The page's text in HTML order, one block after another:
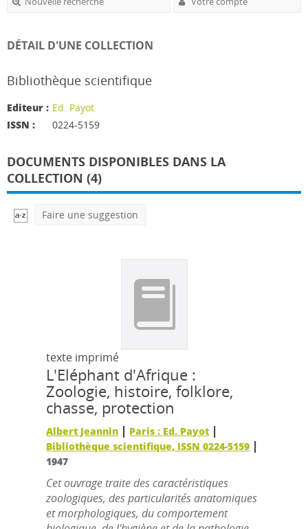
DÉTAIL D'UNE COLLECTION
Bibliothèque scientifique
Editeur : Ed. Payot
ISSN :
0224-5159
DOCUMENTS DISPONIBLES DANS LA
COLLECTION (4)
Faire une suggestion
texte imprimé
L'Eléphant d'Afrique :
Zoologie, histoire, folklore,
chasse, protection
Albert Jeannin | Paris : Ed. Payot |
Bibliothèque scientifique, ISSN 0224-5159 |
1947
Cet ouvrage traite des caractéristiques
zoologiques, des particularités anatomiques
et morphologiques, du comportement